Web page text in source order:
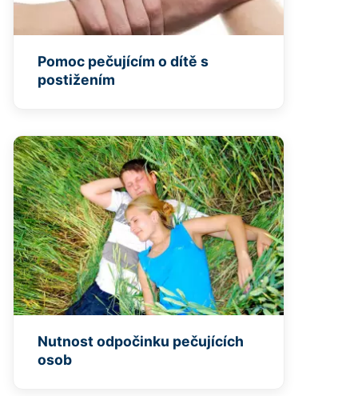
Pomoc pečujícím o dítě s
postižením
Nutnost odpočinku pečujících
osob